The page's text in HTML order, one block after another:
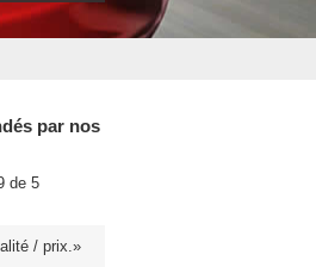
par nos
de 5
/ prix.